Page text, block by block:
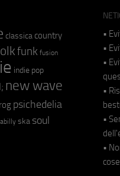
classica country
funk fusion
indie pop
new wave
psichedelia
ska soul
•
•
•
•
•
•